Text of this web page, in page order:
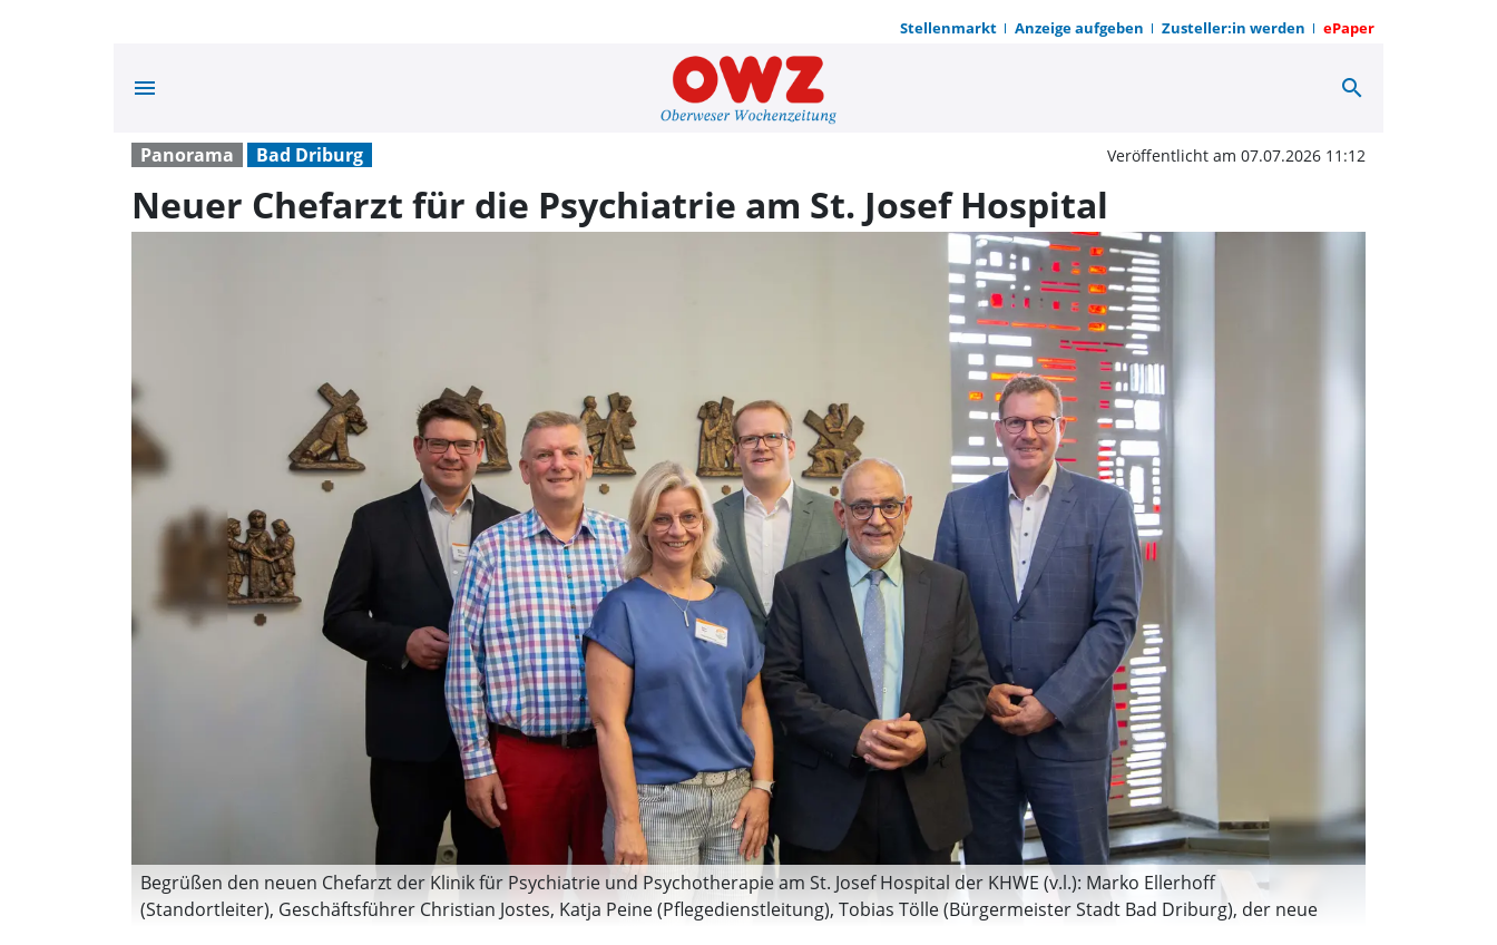
Stellenmarkt Anzeige aufgeben Zusteller:in werden ePaper
menu Neuer Chefarzt für die Psychiatrie
search
Panorama Bad Driburg Veröffentlicht am 07.07.2026 11:12
Neuer Chefarzt für die Psychiatrie am St. Josef Hospital
Begrüßen den neuen Chefarzt der Klinik für Psychiatrie und Psychotherapie am St. Josef Hospital der KHWE (v.l.): Marko Ellerhoff
(Standortleiter), Geschäftsführer Christian Jostes, Katja Peine (Pflegedienstleitung), Tobias Tölle (Bürgermeister Stadt Bad Driburg), der neue